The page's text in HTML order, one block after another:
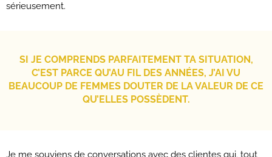
sérieusement.
SI JE COMPRENDS PARFAITEMENT TA SITUATION,
C’EST PARCE QU’AU FIL DES ANNÉES, J’AI VU
BEAUCOUP DE FEMMES DOUTER DE LA VALEUR DE CE
QU’ELLES POSSÈDENT.